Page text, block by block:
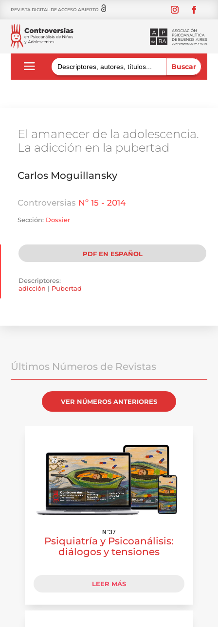
REVISTA DIGITAL DE ACCESO ABIERTO
Buscar:
El amanecer de la adolescencia.
La adicción en la pubertad
Carlos Moguillansky
Controversias Nº 15 - 2014
Sección: Dossier
PDF EN ESPAÑOL
Descriptores:
adicción | Pubertad
Últimos Números de Revistas
VER NÚMEROS ANTERIORES
N°37
Psiquiatría y Psicoanálisis:
diálogos y tensiones
LEER MÁS